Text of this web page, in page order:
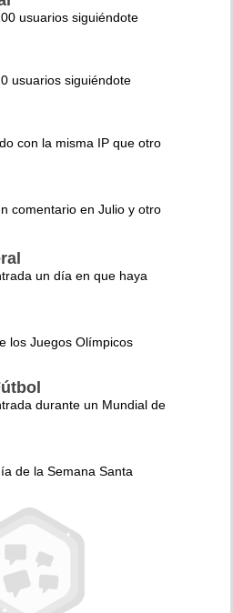
usuarios siguiéndote
usuarios siguiéndote
con la misma IP que otro
comentario en Julio y otro
un día en que haya
los Juegos Olímpicos
durante un Mundial de
de la Semana Santa